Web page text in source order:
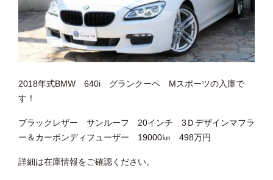
2018年式BMW 640i グランクーペ Mスポーツの入庫で
す！
ブラックレザー サンルーフ 20インチ 3Ｄデザインマフラ
ー＆カーボンディフューザー 19000㎞ 498万円
詳細は在庫情報をご確認ください。